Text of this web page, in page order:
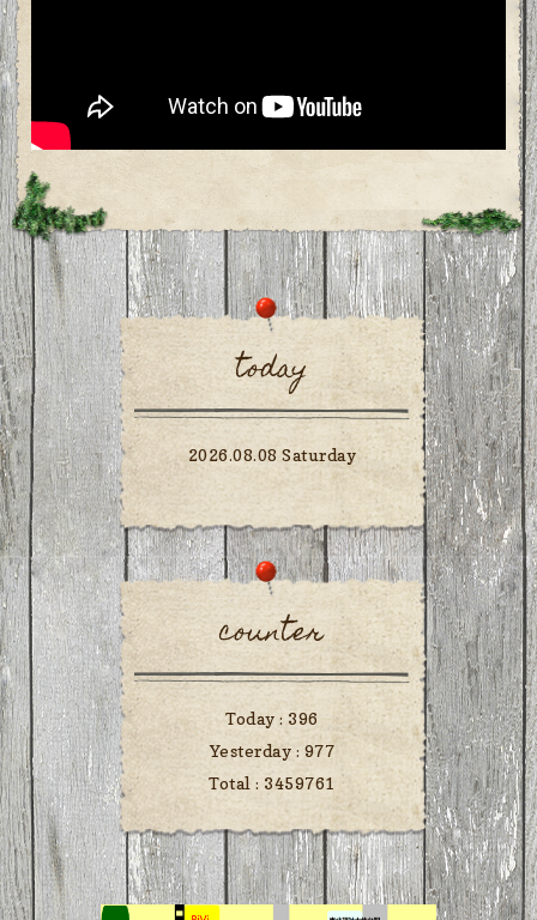
today
2026.08.08 Saturday
counter
Today : 396
Yesterday : 977
Total : 3459761